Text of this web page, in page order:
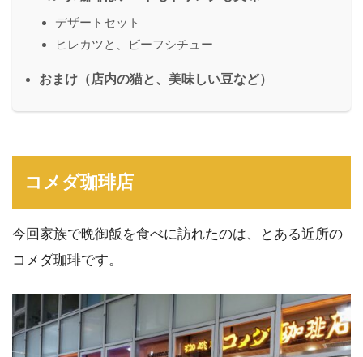
デザートセット
ヒレカツと、ビーフシチュー
おまけ（店内の猫と、美味しい豆など）
コメダ珈琲店
今回家族で晩御飯を食べに訪れたのは、とある近所の
コメダ珈琲です。